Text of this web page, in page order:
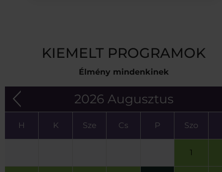
KIEMELT PROGRAMOK
Élmény mindenkinek
2026 Augusztus
H K Sze Cs P Szo
1